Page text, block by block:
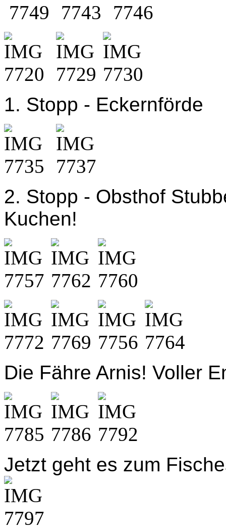
1. Stopp - Eckernförde
2. Stopp - Obsthof
Kuchen!
Die Fähre Arnis! Voller
Jetzt geht es zum